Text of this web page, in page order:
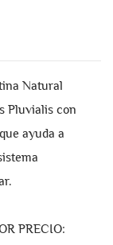
Natural
Pluvialis con
ayuda a
PRECIO: